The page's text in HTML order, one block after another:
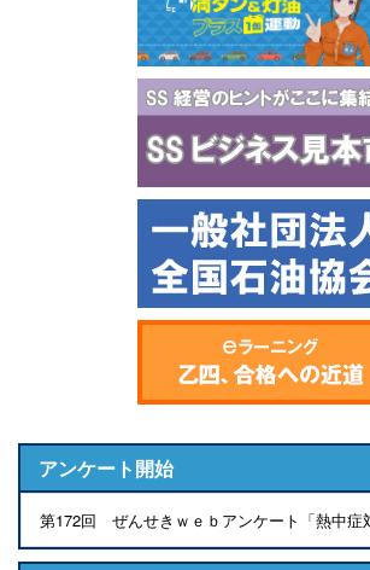
アンケート開始
第172回 ぜんせきｗｅｂアンケート「熱中症